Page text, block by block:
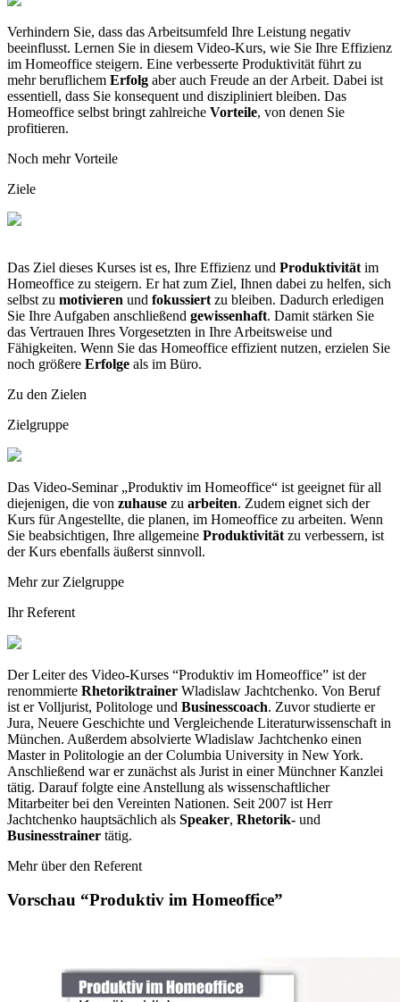
Verhindern Sie, dass das Arbeitsumfeld Ihre Leistung negativ
beeinflusst. Lernen Sie in diesem Video-Kurs, wie Sie Ihre Effizienz
im Homeoffice steigern. Eine verbesserte Produktivität führt zu
mehr beruflichem Erfolg aber auch Freude an der Arbeit. Dabei ist
essentiell, dass Sie konsequent und diszipliniert bleiben. Das
Homeoffice selbst bringt zahlreiche Vorteile, von denen Sie
profitieren.
Noch mehr Vorteile
Ziele
Das Ziel dieses Kurses ist es, Ihre Effizienz und Produktivität im
Homeoffice zu steigern. Er hat zum Ziel, Ihnen dabei zu helfen, sich
selbst zu motivieren und fokussiert zu bleiben. Dadurch erledigen
Sie Ihre Aufgaben anschließend gewissenhaft. Damit stärken Sie
das Vertrauen Ihres Vorgesetzten in Ihre Arbeitsweise und
Fähigkeiten. Wenn Sie das Homeoffice effizient nutzen, erzielen Sie
noch größere Erfolge als im Büro.
Zu den Zielen
Zielgruppe
Das Video-Seminar „Produktiv im Homeoffice“ ist geeignet für all
diejenigen, die von zuhause zu arbeiten. Zudem eignet sich der
Kurs für Angestellte, die planen, im Homeoffice zu arbeiten. Wenn
Sie beabsichtigen, Ihre allgemeine Produktivität zu verbessern, ist
der Kurs ebenfalls äußerst sinnvoll.
Mehr zur Zielgruppe
Ihr Referent
Der Leiter des Video-Kurses “Produktiv im Homeoffice” ist der
renommierte Rhetoriktrainer Wladislaw Jachtchenko. Von Beruf
ist er Volljurist, Politologe und Businesscoach. Zuvor studierte er
Jura, Neuere Geschichte und Vergleichende Literaturwissenschaft in
München. Außerdem absolvierte Wladislaw Jachtchenko einen
Master in Politologie an der Columbia University in New York.
Anschließend war er zunächst als Jurist in einer Münchner Kanzlei
tätig. Darauf folgte eine Anstellung als wissenschaftlicher
Mitarbeiter bei den Vereinten Nationen. Seit 2007 ist Herr
Jachtchenko hauptsächlich als Speaker, Rhetorik- und
Businesstrainer tätig.
Mehr über den Referent
Vorschau “Produktiv im Homeoffice”